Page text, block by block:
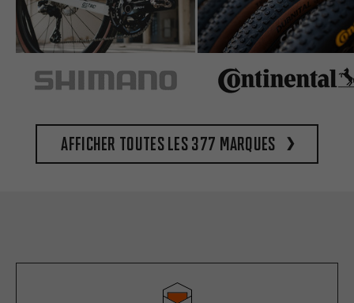
Afficher toutes les 377 marques